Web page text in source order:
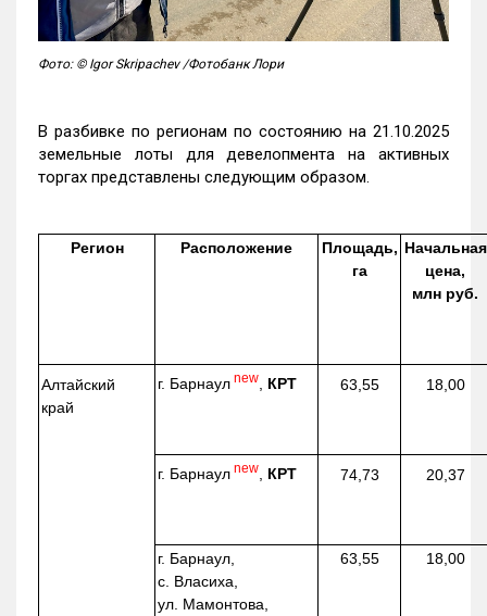
Фото: © Igor Skripachev /Фотобанк Лори
В разбивке по регионам по состоянию на 21.10.2025
земельные лоты для девелопмента на активных
торгах представлены следующим образом.
Регион Расположение
Площадь,
га
Начальная
цена,
млн руб.
Алтайский
край
г. Барнаул new, КРТ 63,55 18,00
г. Барнаул new, КРТ 74,73 20,37
г. Барнаул,
с. Власиха,
ул. Мамонтова,
63,55 18,00